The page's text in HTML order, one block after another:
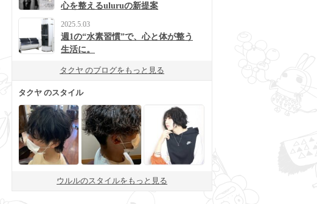
心を整えるuluruの新提案
2025.5.03
週1の“水素習慣”で、心と体が整う
生活に。
タクヤ のブログをもっと見る
タクヤ のスタイル
ウルルのスタイルをもっと見る